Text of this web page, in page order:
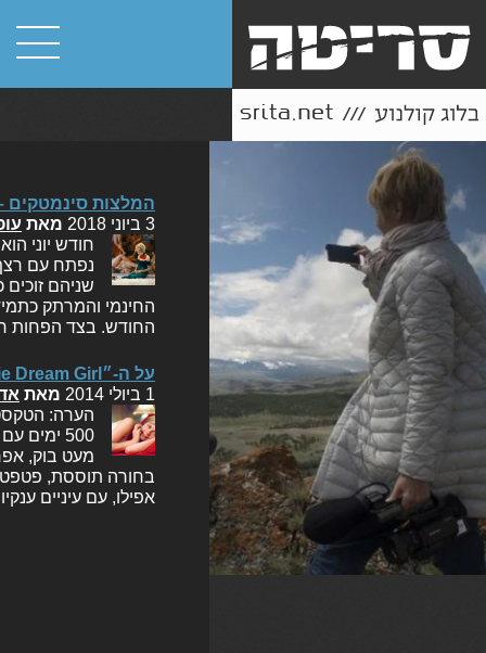
המלצות סינמטקים –
3 ביוני 2018
מאת
חודש יוני
נפתח עם
שניהם
החינמי והמרתק
החודש. בצד הפחות
על ה-״Manic Pixie Dream Girl״ ותפישת הנשיות
1 ביולי 2014
מאת
הערה:
500
מעט בוק,
בחורה תוססת,
אפילו, עם עיניים